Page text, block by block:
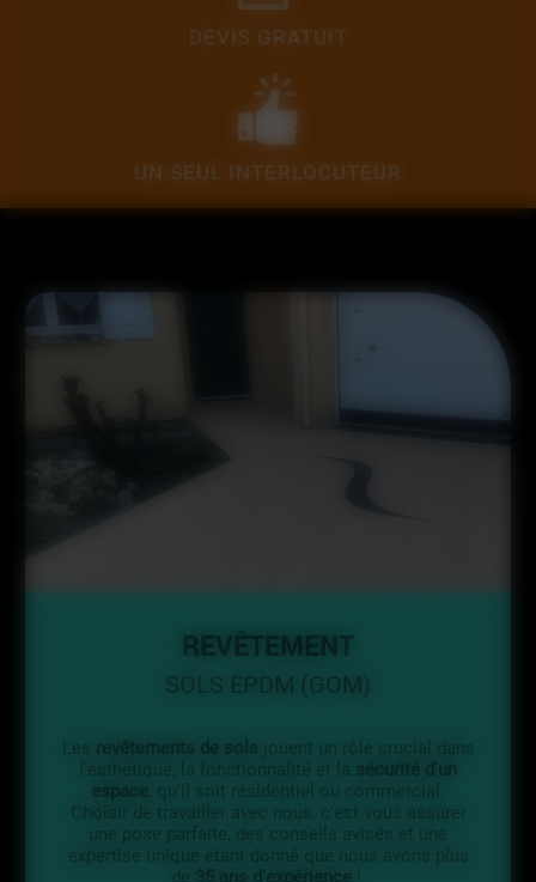
DEVIS GRATUIT
UN SEUL INTERLOCUTEUR
REVÊTEMENT
SOLS EPDM (GOM)
revêtements de sols
jouent un rôle crucial dans